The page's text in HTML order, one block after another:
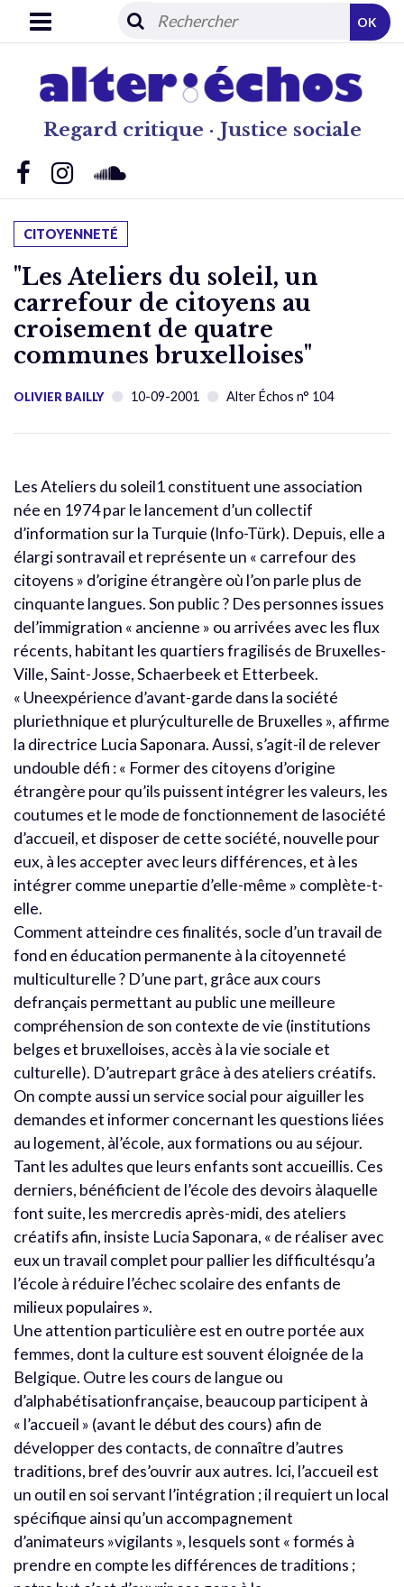
Regard critique · Justice sociale
OK
CITOYENNETÉ
"Les Ateliers du soleil, un
carrefour de citoyens au
croisement de quatre
communes bruxelloises"
OLIVIER BAILLY 10-09-2001 Alter Échos n° 104
Les Ateliers du soleil1 constituent une association
née en 1974 par le lancement d’un collectif
d’information sur la Turquie (Info-Türk). Depuis, elle a
élargi sontravail et représente un « carrefour des
citoyens » d’origine étrangère où l’on parle plus de
cinquante langues. Son public ? Des personnes issues
del’immigration « ancienne » ou arrivées avec les flux
récents, habitant les quartiers fragilisés de Bruxelles-
Ville, Saint-Josse, Schaerbeek et Etterbeek.
« Uneexpérience d’avant-garde dans la société
pluriethnique et plurýculturelle de Bruxelles », affirme
la directrice Lucia Saponara. Aussi, s’agit-il de relever
undouble défi : « Former des citoyens d’origine
étrangère pour qu’ils puissent intégrer les valeurs, les
coutumes et le mode de fonctionnement de lasociété
d’accueil, et disposer de cette société, nouvelle pour
eux, à les accepter avec leurs différences, et à les
intégrer comme unepartie d’elle-même » complète-t-
elle.
Comment atteindre ces finalités, socle d’un travail de
fond en éducation permanente à la citoyenneté
multiculturelle ? D’une part, grâce aux cours
defrançais permettant au public une meilleure
compréhension de son contexte de vie (institutions
belges et bruxelloises, accès à la vie sociale et
culturelle). D’autrepart grâce à des ateliers créatifs.
On compte aussi un service social pour aiguiller les
demandes et informer concernant les questions liées
au logement, àl’école, aux formations ou au séjour.
Tant les adultes que leurs enfants sont accueillis. Ces
derniers, bénéficient de l’école des devoirs àlaquelle
font suite, les mercredis après-midi, des ateliers
créatifs afin, insiste Lucia Saponara, « de réaliser avec
eux un travail complet pour pallier les difficultésqu’a
l’école à réduire l’échec scolaire des enfants de
milieux populaires ».
Une attention particulière est en outre portée aux
femmes, dont la culture est souvent éloignée de la
Belgique. Outre les cours de langue ou
d’alphabétisationfrançaise, beaucoup participent à
« l’accueil » (avant le début des cours) afin de
développer des contacts, de connaître d’autres
traditions, bref des’ouvrir aux autres. Ici, l’accueil est
un outil en soi servant l’intégration ; il requiert un local
spécifique ainsi qu’un accompagnement
d’animateurs »vigilants », lesquels sont « formés à
prendre en compte les différences de traditions ;